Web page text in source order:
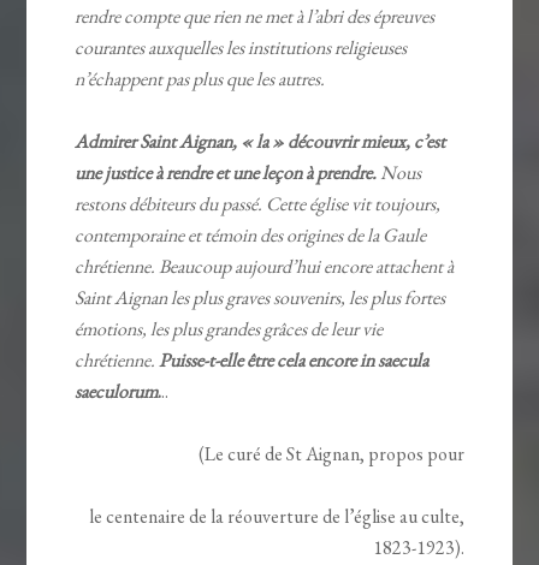
rendre compte que rien ne met à l’abri des épreuves
courantes auxquelles les institutions religieuses
n’échappent pas plus que les autres.
Admirer Saint Aignan, « la » découvrir mieux, c’est
une justice à rendre et une leçon à prendre.Nous
restons débiteurs du passé. Cette église vit toujours,
contemporaine et témoin des origines de la Gaule
chrétienne. Beaucoup aujourd’hui encore attachent à
Saint Aignan les plus graves souvenirs, les plus fortes
émotions, les plus grandes grâces de leur vie
chrétienne.Puisse-t-elle être cela encore in saecula
saeculorum...
(Le curé de St Aignan, propos pour
le centenaire de la réouverture de l’église au culte,
1823-1923).